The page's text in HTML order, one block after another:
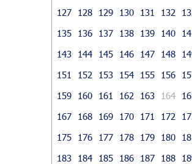
127
128 129 130 131 132
135
136 137 138 139 140
143
144 145 146 147 148
151
152 153 154 155 156
159
160 161 162 163 164
167
168 169 170 171 172
175
176 177 178 179 180
183
184 185 186 187 188